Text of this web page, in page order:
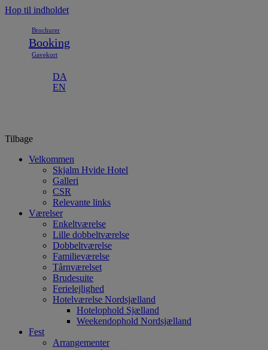
Hop til indholdet
Brochurer
Booking
Gavekort
DA
EN
Tilbage
Velkommen
Skjalm Hvide Hotel
Galleri
CSR
Relevante links
Værelser
Enkeltværelse
Lille dobbeltværelse
Dobbeltværelse
Familieværelse
Tårnværelset
Brudesuite
Ferielejlighed
Hotelværelse Nordsjælland
Hotelophold Sjælland
Weekendophold Nordsjælland
Fest
Arrangementer